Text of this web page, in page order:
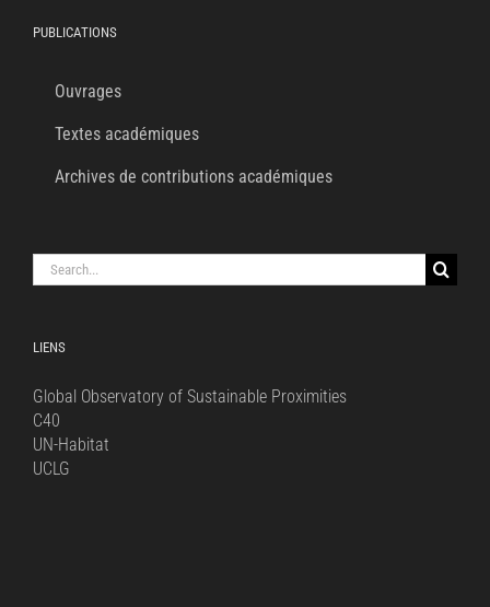
PUBLICATIONS
Ouvrages
Textes académiques
Archives de contributions académiques
Search
for:
LIENS
Global Observatory of Sustainable Proximities
C40
UN-Habitat
UCLG